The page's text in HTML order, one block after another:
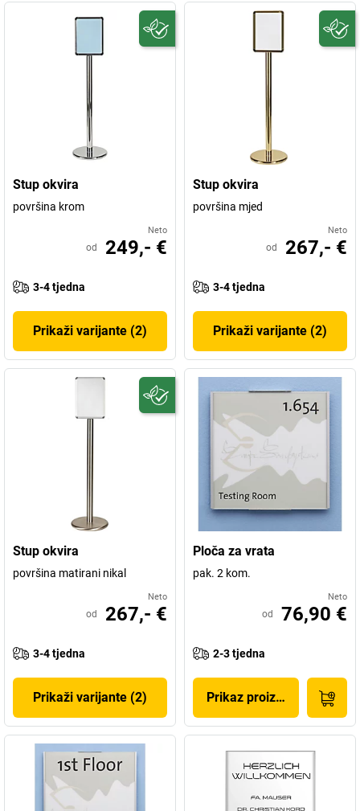
Stup okvira
površina krom
Neto
od 249,- €
3-4 tjedna
Prikaži varijante (2)
Stup okvira
površina mjed
Neto
od 267,- €
3-4 tjedna
Prikaži varijante (2)
Stup okvira
površina matirani nikal
Neto
od 267,- €
3-4 tjedna
Prikaži varijante (2)
Ploča za vrata
pak. 2 kom.
Neto
od 76,90 €
2-3 tjedna
Prikaz proizvoda